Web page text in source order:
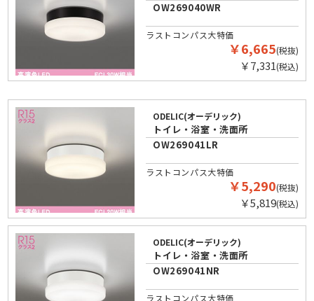
OW269040WR
ラストコンパス大特価
￥6,665(税抜)
￥7,331(税込)
ODELIC(オーデリック)
トイレ・浴室・洗面所
OW269041LR
ラストコンパス大特価
￥5,290(税抜)
￥5,819(税込)
ODELIC(オーデリック)
トイレ・浴室・洗面所
OW269041NR
ラストコンパス大特価